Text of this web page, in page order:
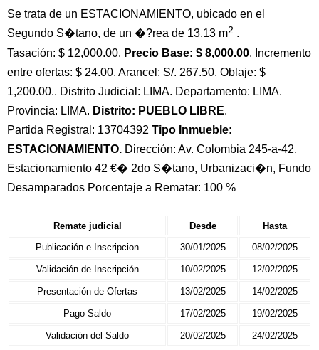
Se trata de un ESTACIONAMIENTO, ubicado en el
Segundo S�tano, de un �?rea de 13.13 m2 .
Tasación: $ 12,000.00. Precio Base: $ 8,000.00. Incremento
entre ofertas: $ 24.00. Arancel: S/. 267.50. Oblaje: $
1,200.00.. Distrito Judicial: LIMA. Departamento: LIMA.
Provincia: LIMA. Distrito: PUEBLO LIBRE.
Partida Registral: 13704392 Tipo Inmueble:
ESTACIONAMIENTO. Dirección: Av. Colombia 245-a-42,
Estacionamiento 42 €� 2do S�tano, Urbanizaci�n, Fundo
Desamparados Porcentaje a Rematar: 100 %
Remate judicial Desde
Hasta
Publicación e Inscripcion
30/01/2025 08/02/2025
Validación de Inscripción 10/02/2025 12/02/2025
Presentación de Ofertas 13/02/2025 14/02/2025
Pago Saldo 17/02/2025 19/02/2025
Validación del Saldo 20/02/2025 24/02/2025